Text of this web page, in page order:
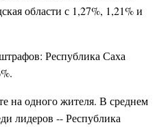
области с 1,27%, 1,21% и
Республика Саха
на одного жителя. В среднем
лидеров -- Республика